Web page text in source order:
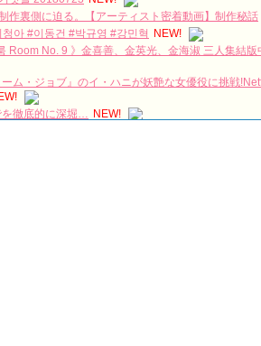
作裏側に迫る。【アーティスト密着動画】制作秘話
아 #이동건 #박규영 #강민혁
NEW!
Room No. 9 》金喜善、金英光、金海淑 三人集結
ム・ジョブ』のイ・ハニが妖艶な女優役に挑戦
を徹底的に深堀… NEW!
진실 미스트리스 메인 예고 최초 공개 180428 EP.0
ジヘの娘の本当の…
「다르다（タルダ）」の意味・使い方について
（シムシマダ）」の意味・使い方について
特別公開！